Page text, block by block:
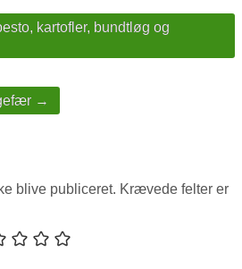
kartofler, bundtløg og
→
blive publiceret. Krævede felter er